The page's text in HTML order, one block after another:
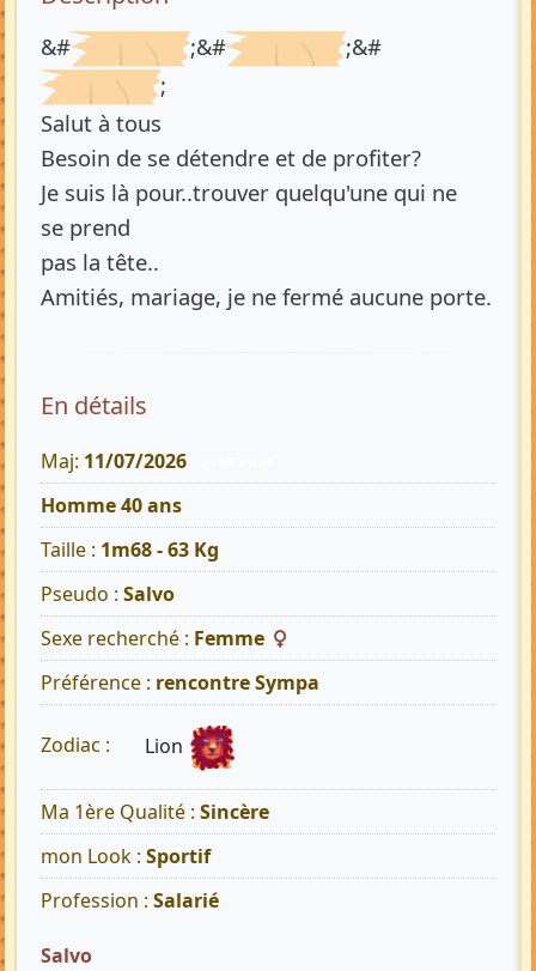
&# ;&#
;&#
;
Salut à tous
Besoin de se détendre et de profiter?
Je suis là pour..trouver quelqu'une qui ne
se prend
pas la tête..
Amitiés, mariage, je ne fermé aucune porte.
En détails
Maj: 11/07/2026
Homme 40 ans
Taille : 1m68 - 63 Kg
Pseudo : Salvo
Sexe recherché : Femme
Préférence : rencontre Sympa
Zodiac : Lion
Ma 1ère Qualité : Sincère
mon Look : Sportif
Profession : Salarié
Salvo